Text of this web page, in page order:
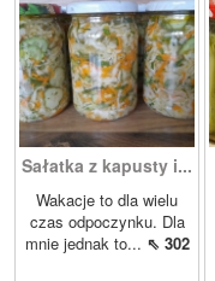
Sałatka z kapusty i...
Wakacje to dla wielu
czas odpoczynku. Dla
mnie jednak to... ⇖ 302